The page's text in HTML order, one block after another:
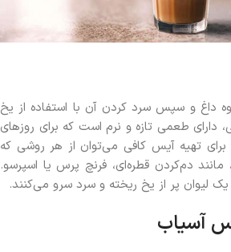
داغ و سپس سرد کردن آن با استفاده از یخ
دارای طعمی تازه و نرم است که برای روزهای
برای تهیه آیس کافی می‌توان از هر روشی که
مانند دم‌کردن قطره‌ای، فرنچ پرس یا اسپرسو.
لیوان پر از یخ ریخته و سرد سرو می‌کنند.
آسیاب